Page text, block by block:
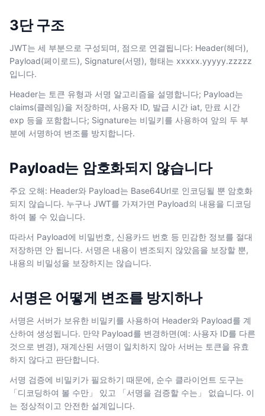
3단 구조
JWT는 세 부분으로 구성되며, 점으로 연결됩니다: Header(헤더),
Payload(페이로드), Signature(서명), 형태는 xxxxx.yyyyy.zzzzz
입니다.
Header는 토큰 유형과 서명 알고리즘을 설명합니다; Payload는
claims(클레임)을 저장하며, 사용자 ID, 발급 시간 iat, 만료 시간
exp 등을 포함합니다; Signature는 비밀키를 사용하여 앞의 두 부
분에 서명하여 변조를 방지합니다.
Payload는 암호화되지 않습니다
주요 오해: Header와 Payload는 Base64Url로 인코딩될 뿐 암호화
되지 않습니다. 누구나 JWT를 가져가면 Payload의 내용을 디코딩
하여 볼 수 있습니다.
따라서 Payload에 비밀번호, 신용카드 번호 등 민감한 정보를 절대
저장하면 안 됩니다. 서명은 내용이 변조되지 않았음을 보장할 뿐,
내용의 비밀성을 보장하지는 않습니다.
서명은 어떻게 변조를 방지하나
서명은 서버가 보유한 비밀키를 사용하여 Header와 Payload를 계
산하여 생성됩니다. 만약 Payload를 변경하면(예: 사용자 ID를 다른
것으로 변경), 재계산된 서명이 일치하지 않아 서버는 토큰을 유효
하지 않다고 판단합니다.
서명 검증에 비밀키가 필요하기 때문에, 순수 클라이언트 도구는
「디코딩하여 볼 수만」 있고 「서명을 검증할 수는」 없습니다. 이
는 정상적이고 안전한 설계입니다.